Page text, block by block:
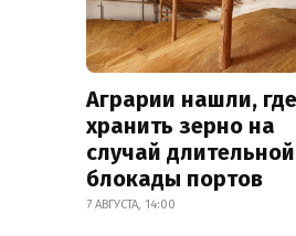
Аграрии нашли, где
хранить зерно на
случай длительной
блокады портов
7 АВГУСТА, 14:00